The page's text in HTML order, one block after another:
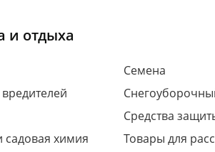
и отдыха
садовая химия
Семена
Средства
Товары для